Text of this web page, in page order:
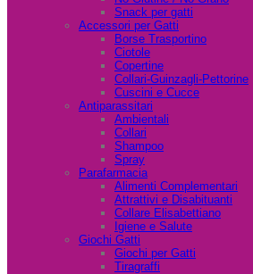
Snack per gatti
Accessori per Gatti
Borse Trasportino
Ciotole
Copertine
Collari-Guinzagli-Pettorine
Cuscini e Cucce
Antiparassitari
Ambientali
Collari
Shampoo
Spray
Parafarmacia
Alimenti Complementari
Attrattivi e Disabituanti
Collare Elisabettiano
Igiene e Salute
Giochi Gatti
Giochi per Gatti
Tiragraffi